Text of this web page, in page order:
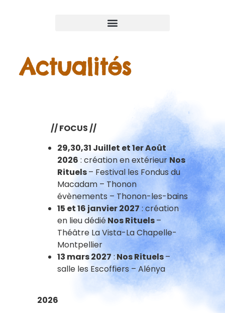
Actualités
// FOCUS //
29,30,31 Juillet et 1er Août
2026 : création en extérieurNos
Rituels– Festival les Fondus du
Macadam – Thonon
évènements – Thonon-les-bains
15 et 16 janvier 2027 : création
en lieu dédiéNos Rituels–
Théâtre La Vista-La Chapelle-
Montpellier
13 mars 2027:Nos Rituels–
salle les Escoffiers – Alénya
2026